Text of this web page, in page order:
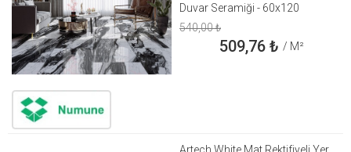
Duvar Seramiği - 60x120
540,00₺
509,76₺ / M²